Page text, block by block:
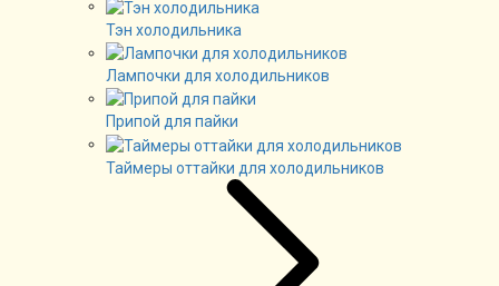
Тэн холодильника
Лампочки для холодильников
Припой для пайки
Таймеры оттайки для холодильников